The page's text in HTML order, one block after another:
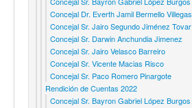
Concejal Dr. Everth Jamil Bermello Villegas
Concejal Sr. Jairo Segundo Jiménez Tovar
Concejal Sr. Darwin Anchundia Jimenez
Concejal Sr. Jairo Velasco Barreiro
Concejal Sr. Vicente Macias Risco
Concejal Sr. Paco Romero Pinargote
Rendición de Cuentas 2022
Concejal Sr. Bayron Gabriel López Burgos